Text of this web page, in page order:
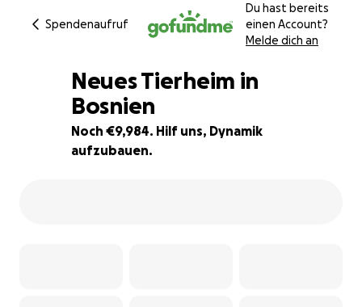
Spendenaufruf
Du hast bereits
einen Account?
Melde dich an
92% complete
Neues Tierheim in
Bosnien
Noch €9,984. Hilf uns, Dynamik
aufzubauen.